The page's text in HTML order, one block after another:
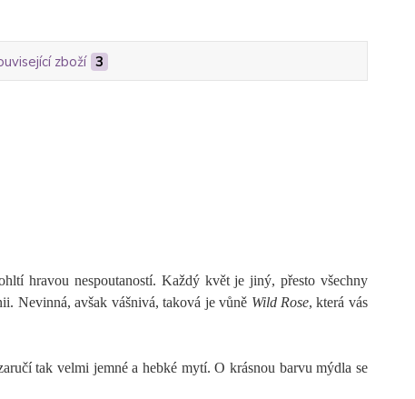
zboží 3
hravou nespoutaností. Každý květ je jiný, přesto všechny
Nevinná, avšak vášnivá, taková je vůně Wild Rose, která vás
tak velmi jemné a hebké mytí. O krásnou barvu mýdla se